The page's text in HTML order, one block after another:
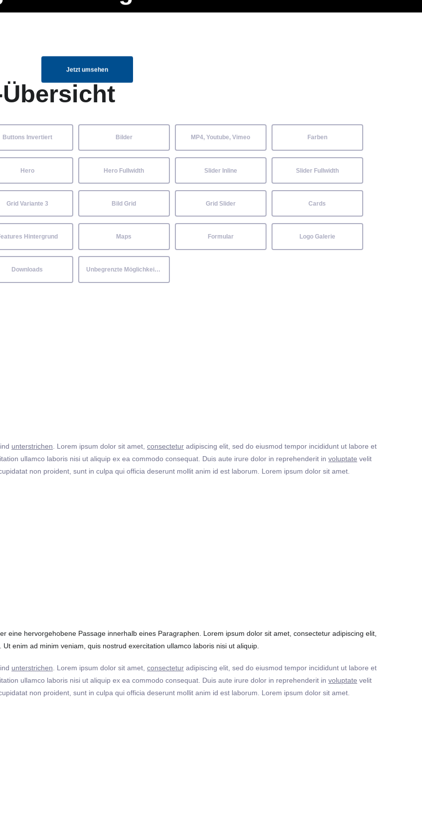
Jetzt umsehen
Buttons Invertiert Bilder MP4, Youtube, Vimeo Farben
Hero Hero Fullwidth Slider Inline Slider Fullwidth
Grid Variante 3 Bild Grid Grid Slider Cards
Hintergrund Maps Formular Logo Galerie
Downloads Unbegrenzte Möglichkeiten
unterstrichen . Lorem ipsum dolor sit amet, consectetur adipiscing elit, sed do eiusmod tempor incididunt ut labore et
ullamco laboris nisi ut aliquip ex ea commodo consequat. Duis aute irure dolor in reprehenderit in voluptate velit
non proident, sunt in culpa qui officia deserunt mollit anim id est laborum. Lorem ipsum dolor sit amet.
eine hervorgehobene Passage innerhalb eines Paragraphen. Lorem ipsum dolor sit amet, consectetur adipiscing elit,
enim ad minim veniam, quis nostrud exercitation ullamco laboris nisi ut aliquip.
unterstrichen. Lorem ipsum dolor sit amet, consectetur adipiscing elit, sed do eiusmod tempor incididunt ut labore et
ullamco laboris nisi ut aliquip ex ea commodo consequat. Duis aute irure dolor in reprehenderit in voluptate velit
non proident, sunt in culpa qui officia deserunt mollit anim id est laborum. Lorem ipsum dolor sit amet.